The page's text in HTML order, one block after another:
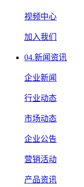
视频中心
加入我们
04.新闻资讯
企业新闻
行业动态
市场动态
企业公告
营销活动
产品资讯